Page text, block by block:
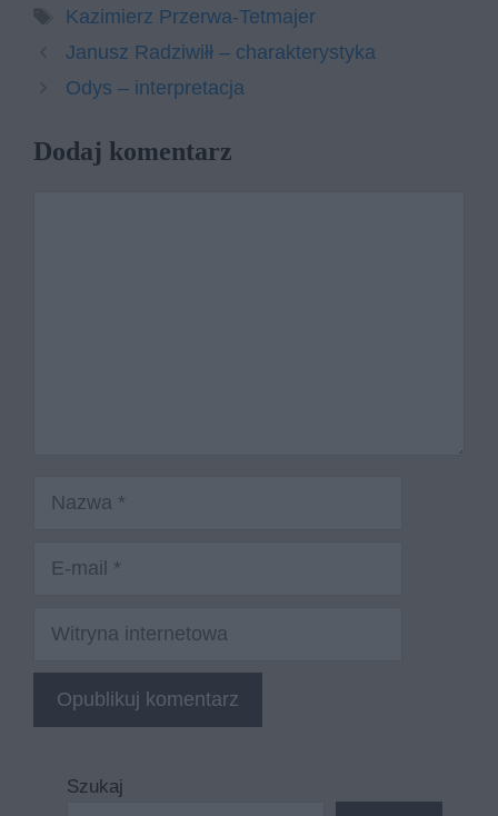
Tagi
Kazimierz Przerwa-Tetmajer
Janusz Radziwiłł – charakterystyka
Odys – interpretacja
Dodaj komentarz
Nazwa
Witryna
Szukaj